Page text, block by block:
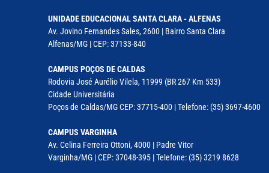
UNIDADE EDUCACIONAL SANTA CLARA - ALFENAS
Av. Jovino Fernandes Sales, 2600 | Bairro Santa Clara
Alfenas/MG | CEP: 37133-840
CAMPUS POÇOS DE CALDAS
Rodovia José Aurélio Vilela, 11999 (BR 267 Km 533)
Cidade Universitária
Poços de Caldas/MG CEP: 37715-400 | Telefone: (35) 3697-4600
CAMPUS VARGINHA
Av. Celina Ferreira Ottoni, 4000 | Padre Vitor
Varginha/MG | CEP: 37048-395 | Telefone: (35) 3219 8628